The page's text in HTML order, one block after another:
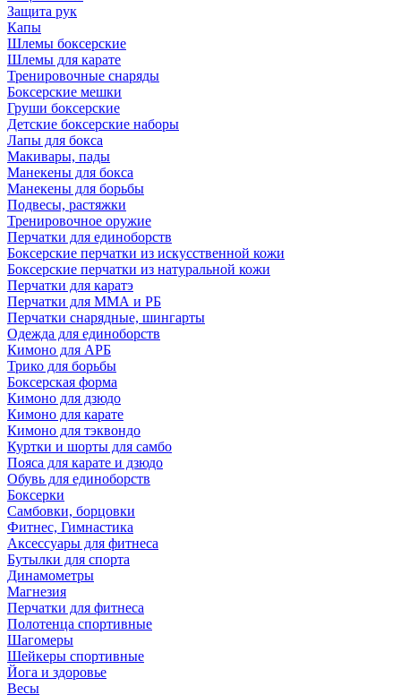
Защита рук
Капы
Шлемы боксерские
Шлемы для карате
Тренировочные снаряды
Боксерские мешки
Груши боксерские
Детские боксерские наборы
Лапы для бокса
Макивары, пады
Манекены для бокса
Манекены для борьбы
Подвесы, растяжки
Тренировочное оружие
Перчатки для единоборств
Боксерские перчатки из искусственной кожи
Боксерские перчатки из натуральной кожи
Перчатки для каратэ
Перчатки для ММА и РБ
Перчатки снарядные, шингарты
Одежда для единоборств
Кимоно для АРБ
Трико для борьбы
Боксерская форма
Кимоно для дзюдо
Кимоно для карате
Кимоно для тэквондо
Куртки и шорты для самбо
Пояса для карате и дзюдо
Обувь для единоборств
Боксерки
Самбовки, борцовки
Фитнес, Гимнастика
Аксессуары для фитнеса
Бутылки для спорта
Динамометры
Магнезия
Перчатки для фитнеса
Полотенца спортивные
Шагомеры
Шейкеры спортивные
Йога и здоровье
Весы